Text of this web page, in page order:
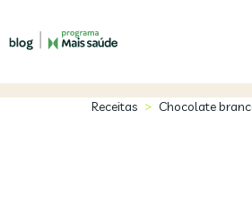
Receitas > Chocolate